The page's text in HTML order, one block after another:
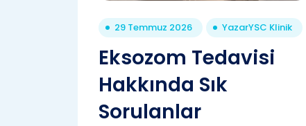
29 Temmuz 2026 YazarYSC Klinik
Eksozom Tedavisi
Hakkında Sık
Sorulanlar